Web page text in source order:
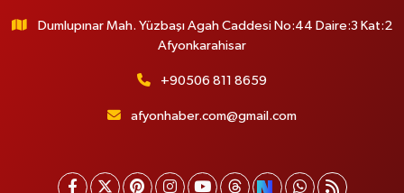
Dumlupınar Mah. Yüzbaşı Agah Caddesi No:44 Daire:3 Kat:2
Afyonkarahisar
+90506 811 8659
afyonhaber.com@gmail.com